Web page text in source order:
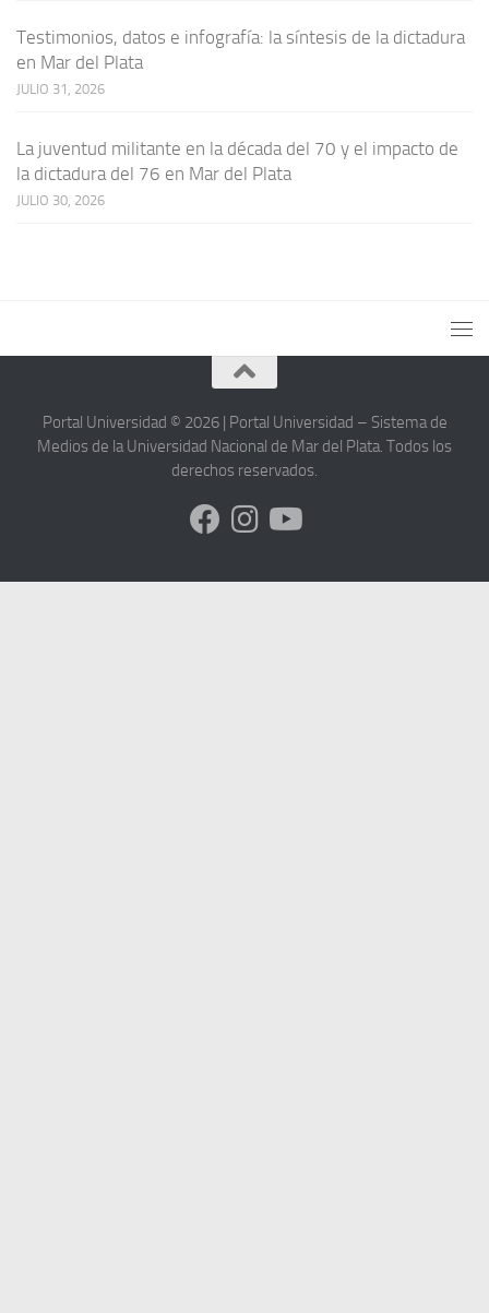
Testimonios, datos e infografía: la síntesis de la dictadura
en Mar del Plata
JULIO 31, 2026
La juventud militante en la década del 70 y el impacto de
la dictadura del 76 en Mar del Plata
JULIO 30, 2026
Portal Universidad © 2026 | Portal Universidad – Sistema de
Medios de la Universidad Nacional de Mar del Plata. Todos los
derechos reservados.